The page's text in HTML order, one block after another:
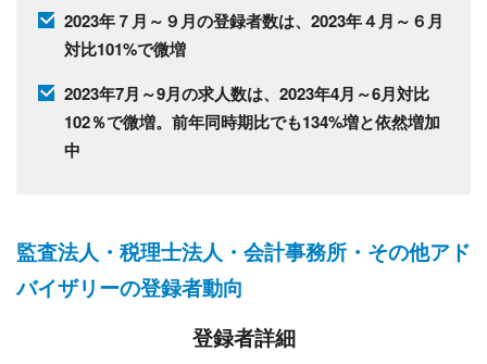
2023年７月～９月の登録者数は、2023年４月～６月
対比101%で微増
2023年7月～9月の求人数は、2023年4月～6月対比
102％で微増。前年同時期比でも134%増と依然増加
中
監査法人・税理士法人・会計事務所・その他アド
バイザリーの登録者動向
登録者詳細